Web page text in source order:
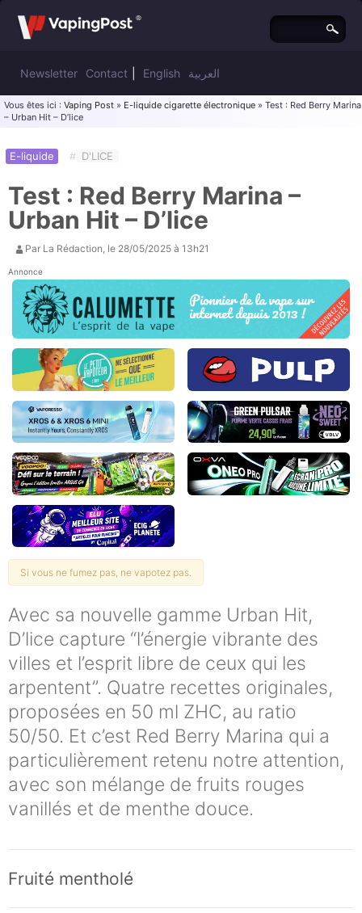
Newsletter Contact English العربية
Vous êtes ici : Vaping Post » E-liquide cigarette électronique » Test : Red Berry Marina
– Urban Hit – D’lice
Test : Red Berry Marina –
Urban Hit – D’lice
E-liquide # D'LICE
Par La Rédaction, le 28/05/2025 à 13h21
Annonce
Si vous ne fumez pas, ne vapotez pas.
Avec sa nouvelle gamme Urban Hit,
D’lice capture “l’énergie vibrante des
villes et l’esprit libre de ceux qui les
arpentent”. Quatre recettes originales,
proposées en 50 ml ZHC, au ratio
50/50. Et c’est Red Berry Marina qui a
particulièrement retenu notre attention,
avec son mélange de fruits rouges
vanillés et de menthe douce.
Fruité mentholé